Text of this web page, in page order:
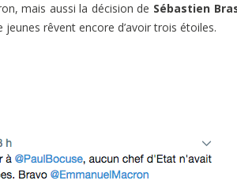
mais aussi la décision de Sébastien
rêvent encore d’avoir trois étoiles.